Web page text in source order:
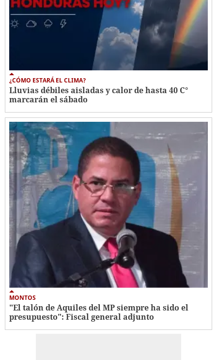
¿CÓMO ESTARÁ EL CLIMA?
Lluvias débiles aisladas y calor de hasta 40 C°
marcarán el sábado
MONTOS
"El talón de Aquiles del MP siempre ha sido el
presupuesto": Fiscal general adjunto